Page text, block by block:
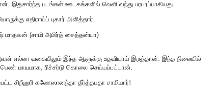
இதுசார்ந்த படங்கள் ஊடகங்களில் வெளி வந்து பரபரப்பாகியது.
எதிராய்ப் புகார் அளித்தார்.
மாதவன் (சாமி அமிர்த் சைத்தன்யா)
எல்லா வகையிலும் இந்த ஆளுக்கு உதவியாய் இருந்தான். இந்த நிலையில்
பெண் மாயமாக, ரிச்சர்டு கொலை செய்யப்பட்டான்.
சிறீஹரி கணேஸானந்தா தீர்த்தபதா சாமியார்!